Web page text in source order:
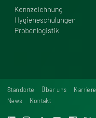
Kennzeichnung
Hygieneschulungen
Probenlogistik
Standorte Über uns Karriere
News
Kontakt